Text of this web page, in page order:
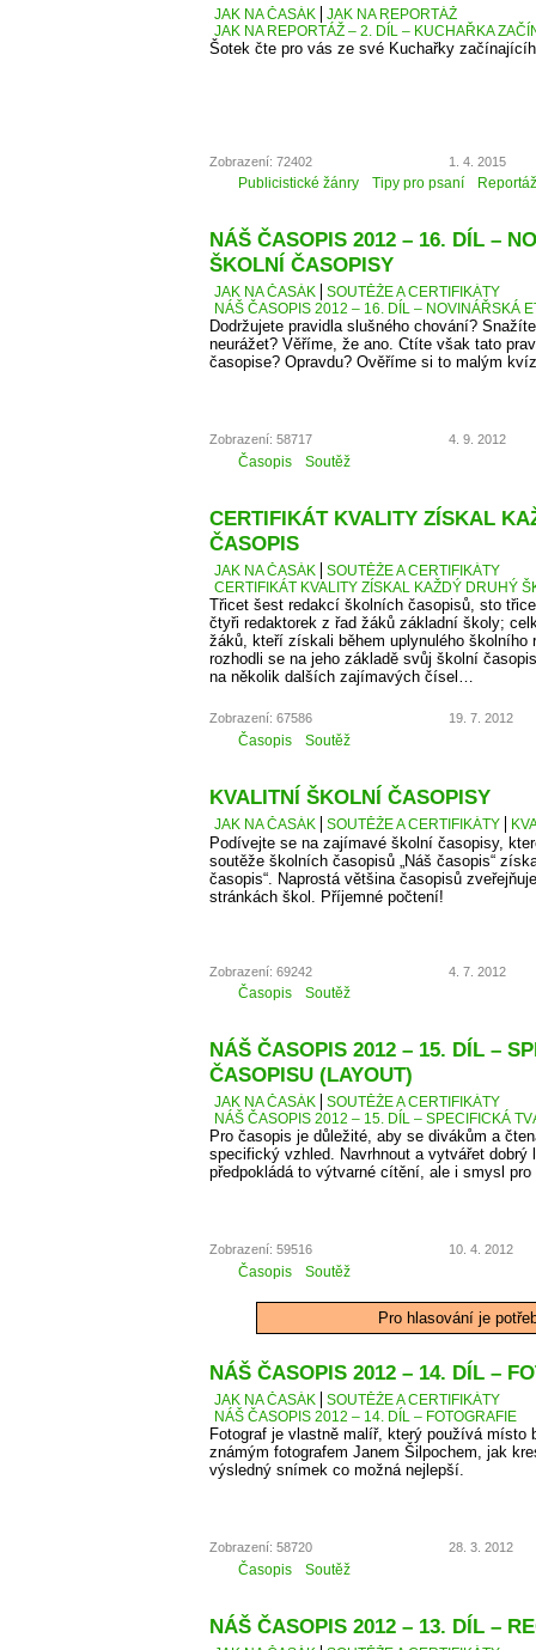
JAK NA ČASÁK
JAK NA REPORTÁŽ
JAK NA REPORTÁŽ – 2. DÍL – KUCHAŘKA
Šotek čte pro vás ze své Kuchařky
Zobrazení: 72402 1. 4. 2015
Publicistické žánry Tipy pro psaní Reportáž
NÁŠ ČASOPIS 2012 – 16. DÍL –
ŠKOLNÍ ČASOPISY
JAK NA ČASÁK
SOUTĚŽE A CERTIFIKÁTY
NÁŠ ČASOPIS 2012 – 16. DÍL – NOVINÁŘSKÁ
Dodržujete pravidla slušného chování?
neurážet? Věříme, že ano. Ctíte však tato
časopise? Opravdu? Ověříme si to malým
Zobrazení: 58717 4. 9. 2012
Časopis Soutěž
CERTIFIKÁT KVALITY ZÍSKAL
ČASOPIS
JAK NA ČASÁK
SOUTĚŽE A CERTIFIKÁTY
CERTIFIKÁT KVALITY ZÍSKAL KAŽDÝ DRUHÝ
Třicet šest redakcí školních časopisů, sto
čtyři redaktorek z řad žáků základní školy;
žáků, kteří získali během uplynulého školního
rozhodli se na jeho základě svůj školní
na několik dalších zajímavých čísel…
Zobrazení: 67586 19. 7. 2012
Časopis Soutěž
KVALITNÍ ŠKOLNÍ ČASOPISY
JAK NA ČASÁK SOUTĚŽE A CERTIFIKÁTY
Podívejte se na zajímavé školní časopisy,
soutěže školních časopisů „Náš časopis“
časopis“. Naprostá většina časopisů
stránkách škol. Příjemné počtení!
Zobrazení: 69242 4. 7. 2012
Časopis Soutěž
NÁŠ ČASOPIS 2012 – 15. DÍL –
ČASOPISU (LAYOUT)
JAK NA ČASÁK
SOUTĚŽE A CERTIFIKÁTY
NÁŠ ČASOPIS 2012 – 15. DÍL – SPECIFICKÁ
Pro časopis je důležité, aby se divákům a
specifický vzhled. Navrhnout a vytvářet dobrý
předpokládá to výtvarné cítění, ale i smysl pro
Zobrazení: 59516 10. 4. 2012
Časopis Soutěž
Pro hlasování je
NÁŠ ČASOPIS 2012 – 14. DÍL –
JAK NA ČASÁK
SOUTĚŽE A CERTIFIKÁTY
NÁŠ ČASOPIS 2012 – 14. DÍL – FOTOGRAFIE
Fotograf je vlastně malíř, který používá místo
známým fotografem Janem Šilpochem, jak
výsledný snímek co možná nejlepší.
Zobrazení: 58720 28. 3. 2012
Časopis Soutěž
NÁŠ ČASOPIS 2012 – 13. DÍL –